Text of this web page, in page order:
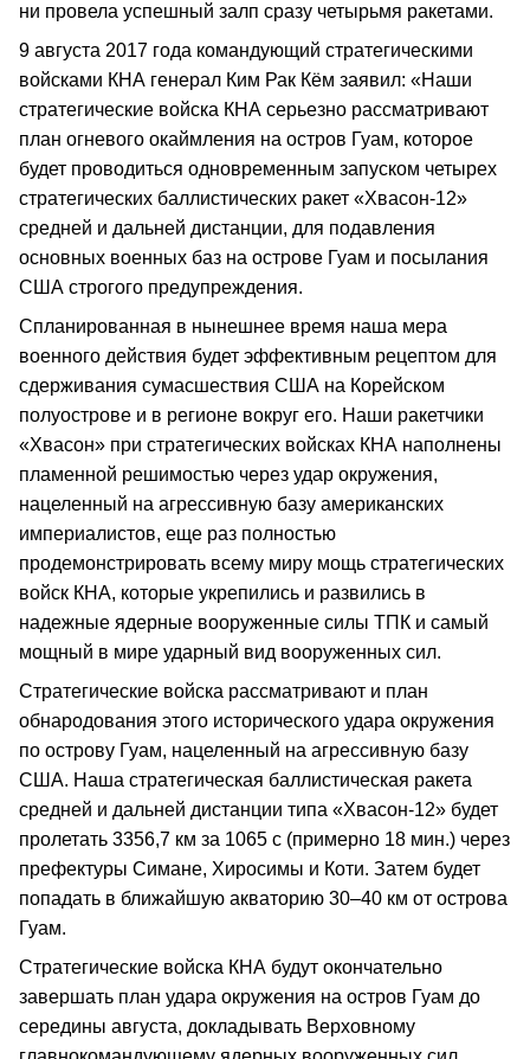
ни провела успешный залп сразу четырьмя ракетами.
9 августа 2017 года командующий стратегическими
войсками КНА генерал Ким Рак Кём заявил: «Наши
стратегические войска КНА серьезно рассматривают
план огневого окаймления на остров Гуам, которое
будет проводиться одновременным запуском четырех
стратегических баллистических ракет «Хвасон-12»
средней и дальней дистанции, для подавления
основных военных баз на острове Гуам и посылания
США строгого предупреждения.
Спланированная в нынешнее время наша мера
военного действия будет эффективным рецептом для
сдерживания сумасшествия США на Корейском
полуострове и в регионе вокруг его. Наши ракетчики
«Хвасон» при стратегических войсках КНА наполнены
пламенной решимостью через удар окружения,
нацеленный на агрессивную базу американских
империалистов, еще раз полностью
продемонстрировать всему миру мощь стратегических
войск КНА, которые укрепились и развились в
надежные ядерные вооруженные силы ТПК и самый
мощный в мире ударный вид вооруженных сил.
Стратегические войска рассматривают и план
обнародования этого исторического удара окружения
по острову Гуам, нацеленный на агрессивную базу
США. Наша стратегическая баллистическая ракета
средней и дальней дистанции типа «Хвасон-12» будет
пролетать 3356,7 км за 1065 с (примерно 18 мин.) через
префектуры Симане, Хиросимы и Коти. Затем будет
попадать в ближайшую акваторию 30–40 км от острова
Гуам.
Стратегические войска КНА будут окончательно
завершать план удара окружения на остров Гуам до
середины августа, докладывать Верховному